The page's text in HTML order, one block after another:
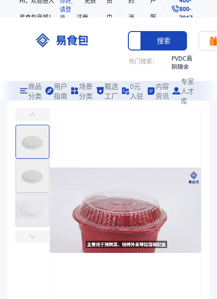
易食包商城！
请登
录
注册
中
消
息
服
务
800-
7017
搜索
热门搜索：
PVDC高
阻隔金
共挤热
收缩袋
221330
商品
分类
用户
指南
场景
分类
甄选
工厂
0元
入驻
内容
资讯
专家
人才
库
主要应用于装预制菜、烧烤外卖等铝箔碗配盖
产品卖点：高透明、耐热90℃且可冷藏、材质安全
应用场景：主要应用于装预制菜、烧烤外卖等铝箔碗配盖
￥0.08 ~ ￥0.14
商品参数
食品盖
BOPS
ø170*23、ø180*23、ø210*22、ø227*20、
180、227、210、170